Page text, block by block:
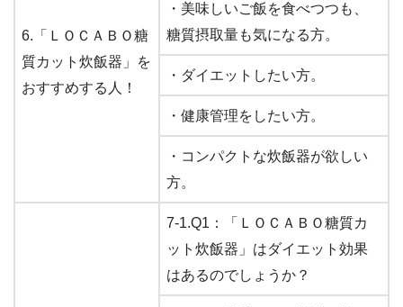
6.「ＬＯＣＡＢＯ糖
質カット炊飯器」を
おすすめする人！
・美味しいご飯を食べつつも、
糖質摂取量も気になる方。
・ダイエットしたい方。
・健康管理をしたい方。
・コンパクトな炊飯器が欲しい
方。
7-1.Q1：「ＬＯＣＡＢＯ糖質カ
ット炊飯器」はダイエット効果
はあるのでしょうか？